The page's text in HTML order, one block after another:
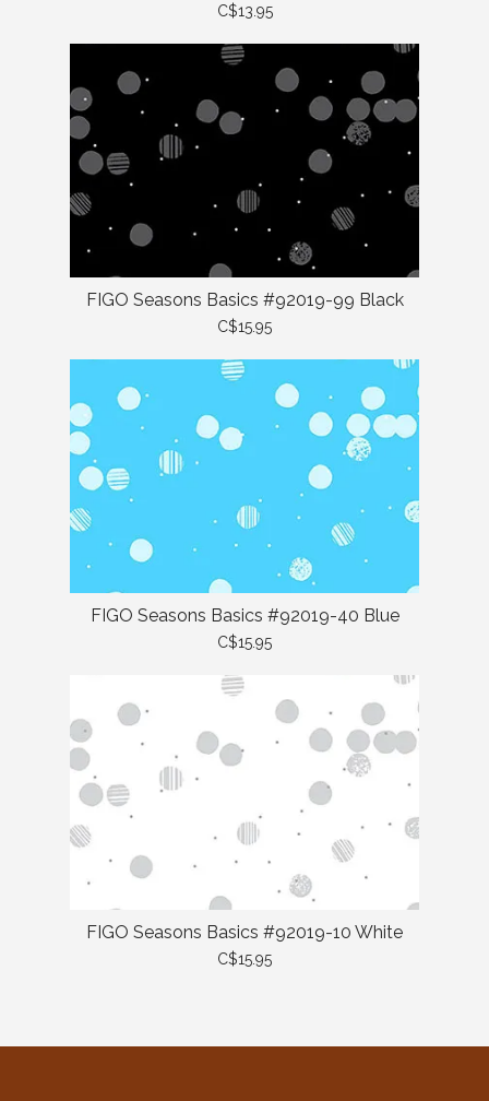
C$13.95
FIGO Seasons Basics #92019-99 Black
C$15.95
FIGO Seasons Basics #92019-40 Blue
C$15.95
FIGO Seasons Basics #92019-10 White
C$15.95